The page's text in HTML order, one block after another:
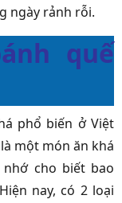
ngày rảnh rỗi.
quế
phổ biến ở Việt
là một món ăn khá
cho biết bao
nay, có 2 loại